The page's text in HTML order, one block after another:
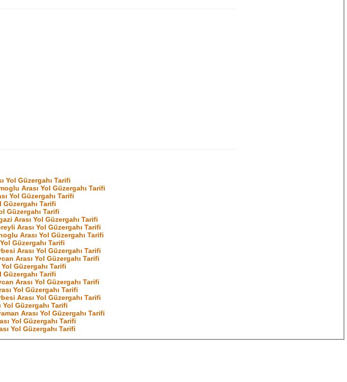
Yol Güzergahı Tarifi
Arası Yol Güzergahı Tarifi
Yol Güzergahı Tarifi
Güzergahı Tarifi
Güzergahı Tarifi
Arası Yol Güzergahı Tarifi
Arası Yol Güzergahı Tarifi
Arası Yol Güzergahı Tarifi
Güzergahı Tarifi
Arası Yol Güzergahı Tarifi
Arası Yol Güzergahı Tarifi
Güzergahı Tarifi
Güzergahı Tarifi
Arası Yol Güzergahı Tarifi
Yol Güzergahı Tarifi
Arası Yol Güzergahı Tarifi
Güzergahı Tarifi
Arası Yol Güzergahı Tarifi
Yol Güzergahı Tarifi
Yol Güzergahı Tarifi